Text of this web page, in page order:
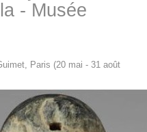
- Musée
Paris (20 mai - 31 août